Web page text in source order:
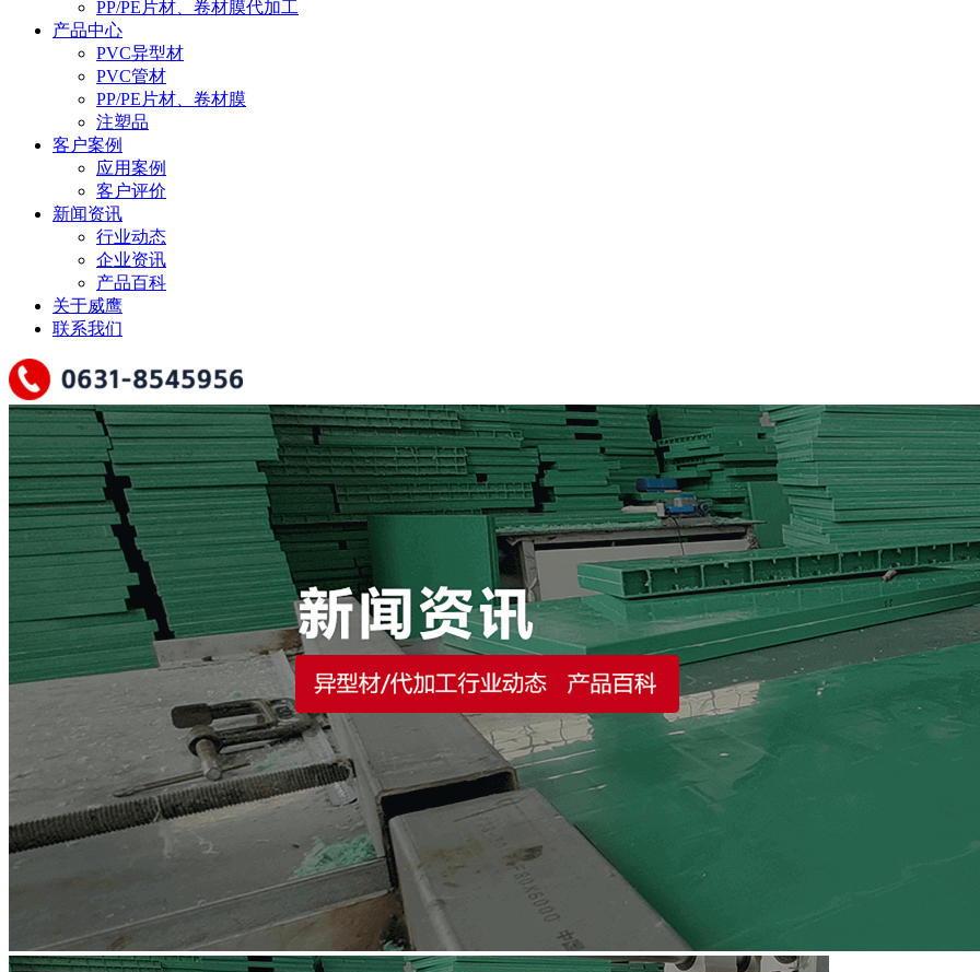
PP/PE片材、卷材膜代加工
产品中心
PVC异型材
PVC管材
PP/PE片材、卷材膜
注塑品
客户案例
应用案例
客户评价
新闻资讯
行业动态
企业资讯
产品百科
关于威鹰
联系我们